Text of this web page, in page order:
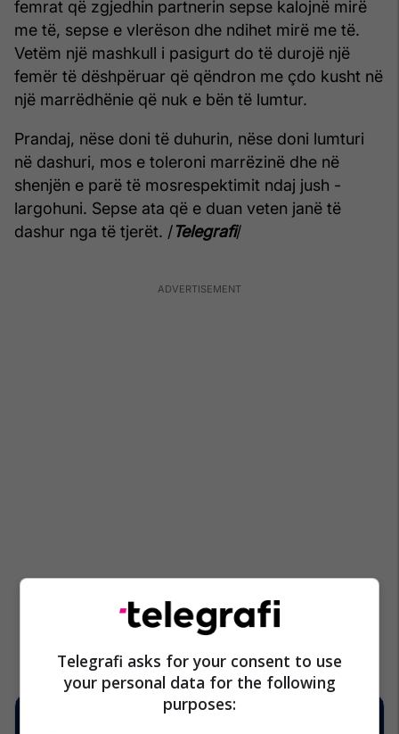
femrat që zgjedhin partnerin sepse kalojnë mirë
me të, sepse e vlerëson dhe ndihet mirë me të.
Vetëm një mashkull i pasigurt do të durojë një
femër të dëshpëruar që qëndron me çdo kusht në
një marrëdhënie që nuk e bën të lumtur.
Prandaj, nëse doni të duhurin, nëse doni lumturi
në dashuri, mos e toleroni marrëzinë dhe në
shenjën e parë të mosrespektimit ndaj jush -
largohuni. Sepse ata që e duan veten janë të
dashur nga të tjerët. /Telegrafi/
Telegrafi asks for your consent to use
your personal data for the following
purposes: